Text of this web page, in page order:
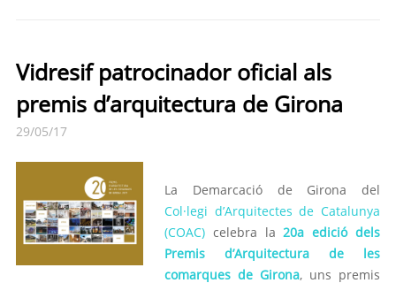
Vidresif patrocinador oficial als
premis d’arquitectura de Girona
29/05/17
La Demarcació de Girona del
Col·legi d’Arquitectes de Catalunya
(COAC) celebra la20a edició dels
Premis d’Arquitectura de les
comarques de Girona, uns premis